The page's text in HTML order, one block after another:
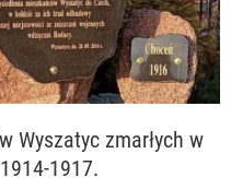
Wyszatyc zmarłych w
1917.